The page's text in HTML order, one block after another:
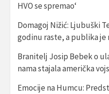
HVO se spremao‘
Domagoj Nižić: Ljubuški
godinu raste, a publika je
Branitelj Josip Bebek o
nama stajala američka
Emocije na Humcu: